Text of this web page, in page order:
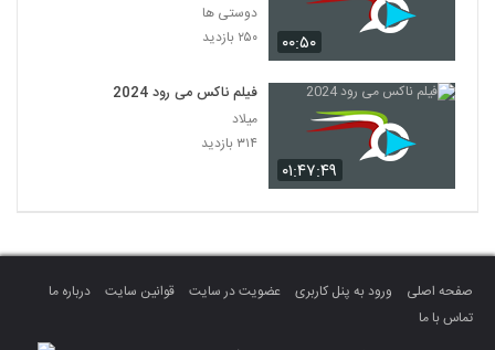
۰۰:۵۰
دوستی ها
۲۵۰ بازدید
۰۱:۴۷:۴۹
فیلم ناکس می رود 2024
میلاد
۳۱۴ بازدید
صفحه اصلی ورود به پنل کاربری عضویت در سایت قوانین سایت
درباره ما
تماس با ما